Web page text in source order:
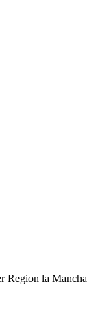
Region la Mancha